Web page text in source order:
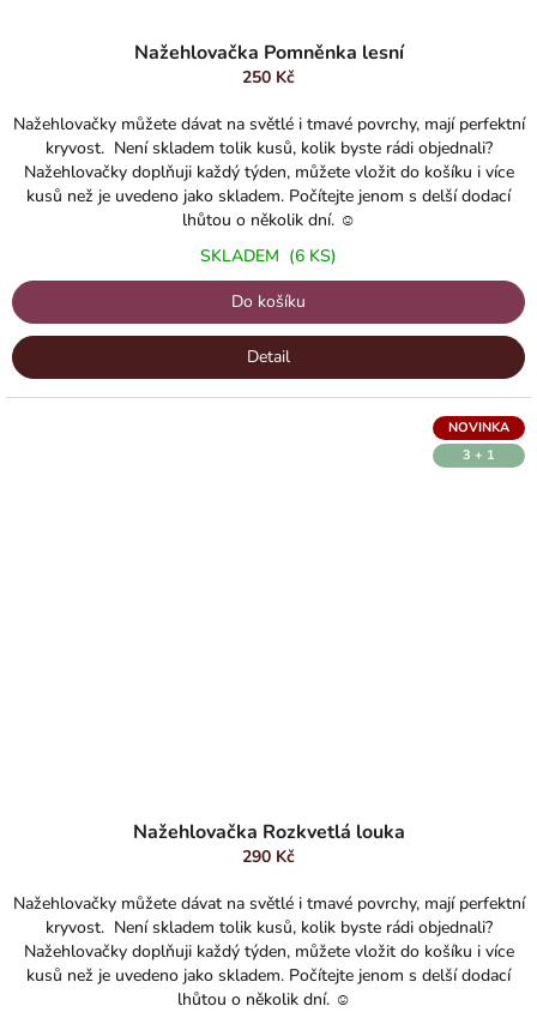
Nažehlovačka Pomněnka lesní
250 Kč
Nažehlovačky můžete dávat na světlé i tmavé povrchy, mají perfektní
kryvost. Není skladem tolik kusů, kolik byste rádi objednali?
Nažehlovačky doplňuji každý týden, můžete vložit do košíku i více
kusů než je uvedeno jako skladem. Počítejte jenom s delší dodací
lhůtou o několik dní. ☺️
SKLADEM (6 KS)
Do košíku
Detail
NOVINKA
3 + 1
5,0
hvězdiček.
Nažehlovačka Rozkvetlá louka
290 Kč
Nažehlovačky můžete dávat na světlé i tmavé povrchy, mají perfektní
kryvost. Není skladem tolik kusů, kolik byste rádi objednali?
Nažehlovačky doplňuji každý týden, můžete vložit do košíku i více
kusů než je uvedeno jako skladem. Počítejte jenom s delší dodací
lhůtou o několik dní. ☺️